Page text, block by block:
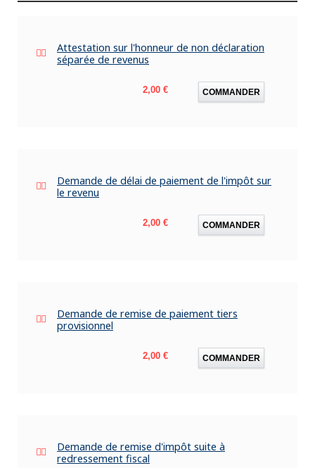
Attestation sur l'honneur de non déclaration
séparée de revenus
Prix
2,00 € COMMANDER
Demande de délai de paiement de l'impôt sur
le revenu
Prix
2,00 € COMMANDER
Demande de remise de paiement tiers
provisionnel
Prix
2,00 € COMMANDER
Demande de remise d'impôt suite à
redressement fiscal